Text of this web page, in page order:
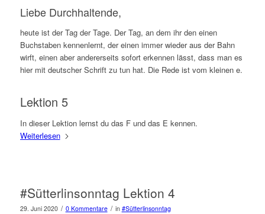
Liebe Durchhaltende,
heute ist der Tag der Tage. Der Tag, an dem ihr den einen
Buchstaben kennenlernt, der einen immer wieder aus der Bahn
wirft, einen aber andererseits sofort erkennen lässt, dass man es
hier mit deutscher Schrift zu tun hat. Die Rede ist vom kleinen e.
Lektion 5
In dieser Lektion lernst du das F und das E kennen.
Weiterlesen
#Sütterlinsonntag Lektion 4
29. Juni 2020 / 0 Kommentare / in #Sütterlinsonntag